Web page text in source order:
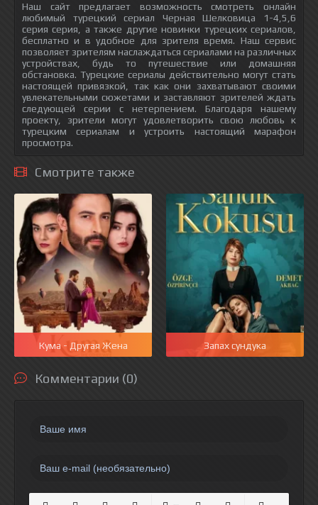
Наш сайт предлагает возможность смотреть онлайн
любимый турецкий сериал Черная Шелковица 1-4,5,6
серия серия, а также другие новинки турецких сериалов,
бесплатно и в удобное для зрителя время. Наш сервис
позволяет зрителям наслаждаться сериалами на различных
устройствах, будь то путешествие или домашняя
обстановка. Турецкие сериалы действительно могут стать
настоящей привязкой, так как они захватывают своими
увлекательными сюжетами и заставляют зрителей ждать
следующей серии с нетерпением. Благодаря нашему
проекту, зрители могут удовлетворить свою любовь к
турецким сериалам и устроить настоящий марафон
просмотра.
Смотрите также
Кума - Другая Жена Запах сундука
Комментарии (0)